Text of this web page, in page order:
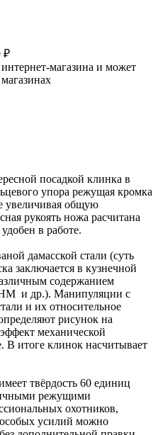
₽
магазина и может
посадкой клинка в
упора режущая кромка
увеличивая общую
рукоять ножа расчитана
в работе.
дамасской стали (суть
заключается в кузнечной
содержанием
и др.). Манипуляции с
и их относительное
рисунок на
механической
итоге клинок насчитывает
твёрдость 60 единиц
режущими
охотников,
усилий можно